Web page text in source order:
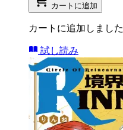
カートに追加
カートに追加しました
試し読み